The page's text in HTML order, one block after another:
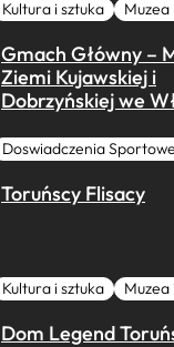
Kultura i sztuka Muzea
Gmach Główny –
Ziemi Kujawskiej i
Dobrzyńskiej we
Doswiadczenia Sportowe
Toruńscy Flisacy
Kultura i sztuka Muzea
Dom Legend